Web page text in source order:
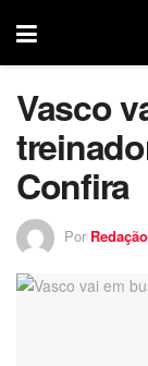
Vasco
Confira
Por Redação